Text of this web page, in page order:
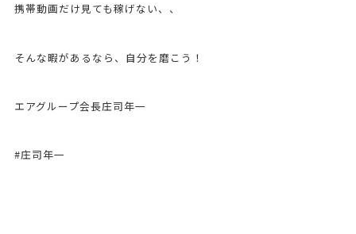
携帯動画だけ見ても稼げない、、
そんな暇があるなら、自分を磨こう！
エアグループ会長庄司年一
#庄司年一